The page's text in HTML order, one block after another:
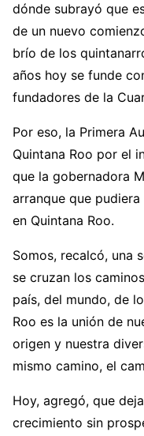
dónde subrayó que
de un nuevo
brío de los
años hoy se funde
fundadores de la
Por eso, la Primera
Quintana Roo por el
que la gobernadora
arranque que
en Quintana Roo.
Somos, recalcó, una
se cruzan los
país, del mundo, de
Roo es la unión de
origen y nuestra
mismo camino, el
Hoy, agregó, que
crecimiento sin